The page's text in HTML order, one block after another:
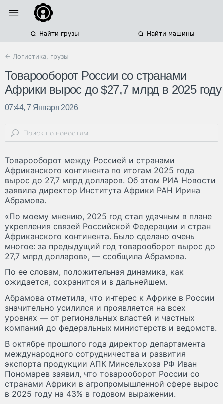
Найти грузы Найти машины
← Логистика, грузы
Товарооборот России со странами
Африки вырос до $27,7 млрд в 2025 году
07:44, 7 Января 2026
Товарооборот между Россией и странами
Африканского континента по итогам 2025 года
вырос до 27,7 млрд долларов. Об этом РИА Новости
заявила директор Института Африки РАН Ирина
Абрамова.
«По моему мнению, 2025 год стал удачным в плане
укрепления связей Российской Федерации и стран
Африканского континента. Было сделано очень
многое: за предыдущий год товарооборот вырос до
27,7 млрд долларов», — сообщила Абрамова.
По ее словам, положительная динамика, как
ожидается, сохранится и в дальнейшем.
Абрамова отметила, что интерес к Африке в России
значительно усилился и проявляется на всех
уровнях — от региональных властей и частных
компаний до федеральных министерств и ведомств.
В октябре прошлого года директор департамента
международного сотрудничества и развития
экспорта продукции АПК Минсельхоза РФ Иван
Пономарев заявил, что товарооборот России со
странами Африки в агропромышленной сфере вырос
в 2025 году на 43% в годовом выражении.